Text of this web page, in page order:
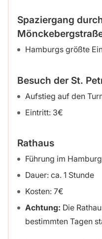
Spaziergang
Hamburgs größte
Besuch der St.
Aufstieg auf den
Eintritt: 3€
Rathaus
Führung im
Dauer: ca. 1 Stunde
Kosten: 7€
Achtung: Die
bestimmten Tagen